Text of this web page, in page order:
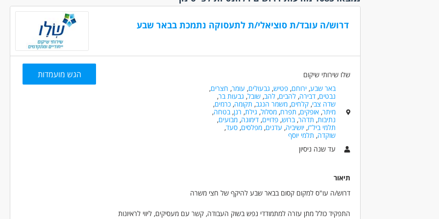
בנייה ונדל"ן(23)
חינוך, הוראה והדרכה
חקלאות(9)
חשבונאות וכספים
(19)
חשמל(3)
יבוא /יצוא(1)
יופי וטיפוח (9)
כלכלה, בנקאות ושוק
ההון(1)
מדעים מדוייקים(3)
מחסנים ולוגיסטיקה
גמישות(385)
עבודה כפרילאנסר.ית
(209)
עבודה מהבית
עבודה מועדפת
עבודה מיידית
עבודה ממשלתית
עבודה עם נסיעות
רילוקיישן(1)
היקף
(157)
עכו נהריה והסביבה
פתח תקווה והסביבה
דרוש/ה עובד/ת סוציאלי/ת לתעסוקה נתמכת בבאר שבע
הגש מועמדות
שלו שירותי שיקום
באר שבע,ירוחם,פטיש, גבעולים, עומר, חצרים,
נבטים,דבירה,להבים,להב,שובל, גבעות בר,
שדה צבי,קלחים,משמר הנגב, תקומה,כרמים,
מיתר,אופקים, תפרח,מסלול, גילת, רנן,בטחה,
נתיבות, תדהר,ברוש,פדויים,דימונה,מבועים,
תלמי ביל"ו,יושיביה, עדנים,מפלסים,סעד,
שוקדה, תלמי יוסף
עד שנה ניסיון
תיאור
דרוש/ה עו"ס למקום קסום בבאר שבע להיקף של חצי משרה
התפקיד כולל מתן עזרה למתמודדי נפש בשוק העבודה, קשר עם מעסיקים, ליווי לראיונות